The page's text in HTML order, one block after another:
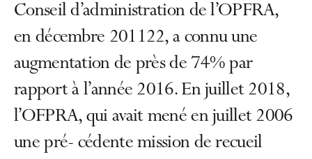
Conseil d’administration de l’OPFRA,
en décembre 201122, a connu une
augmentation de près de 74% par
rapport à l’année 2016. En juillet 2018,
l’OFPRA, qui avait mené en juillet 2006
une pré- cédente mission de recueil